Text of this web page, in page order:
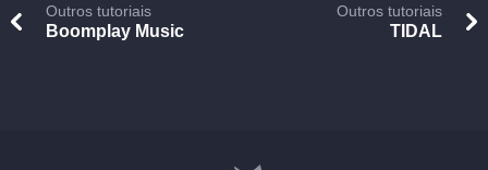
Outros tutoriais
Boomplay Music
Outros tutoriais
TIDAL